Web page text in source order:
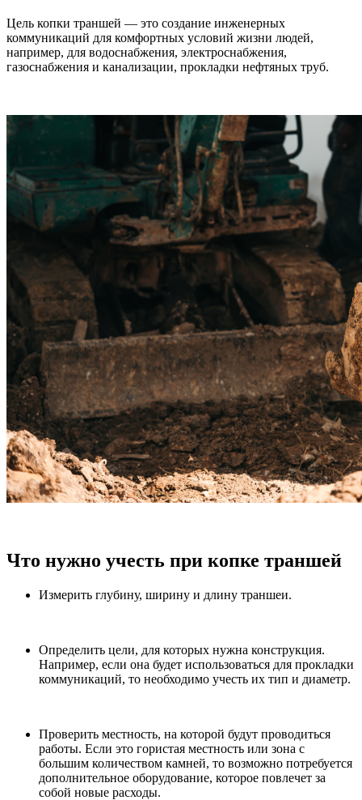
Цель копки траншей — это создание инженерных
коммуникаций для комфортных условий жизни людей,
например, для водоснабжения, электроснабжения,
газоснабжения и канализации, прокладки нефтяных труб.
Что нужно учесть при копке траншей
Измерить глубину, ширину и длину траншеи.
Определить цели, для которых нужна конструкция.
Например, если она будет использоваться для прокладки
коммуникаций, то необходимо учесть их тип и диаметр.
Проверить местность, на которой будут проводиться
работы. Если это гористая местность или зона с
большим количеством камней, то возможно потребуется
дополнительное оборудование, которое повлечет за
собой новые расходы.